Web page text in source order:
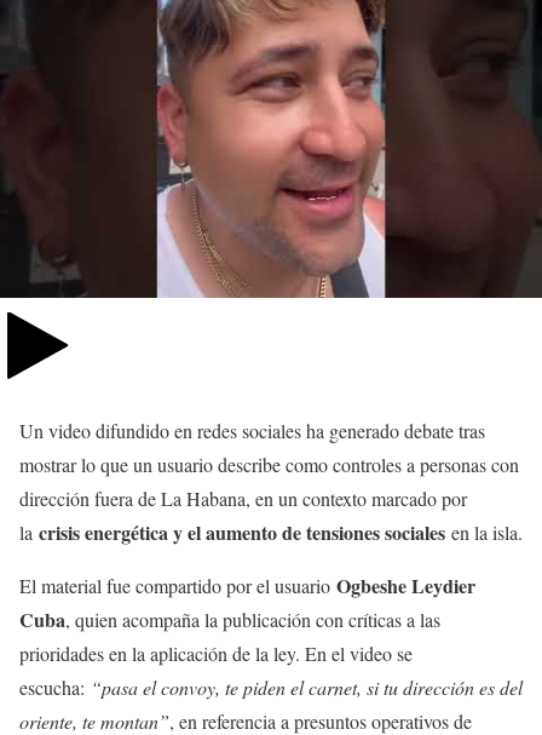
Un video difundido en redes sociales ha generado debate tras
mostrar lo que un usuario describe como controles a personas con
dirección fuera de La Habana, en un contexto marcado por
la crisis energética y el aumento de tensiones sociales en la isla.
El material fue compartido por el usuario Ogbeshe Leydier
Cuba, quien acompaña la publicación con críticas a las
prioridades en la aplicación de la ley. En el video se
escucha: “pasa el convoy, te piden el carnet, si tu dirección es del
oriente, te montan”, en referencia a presuntos operativos de